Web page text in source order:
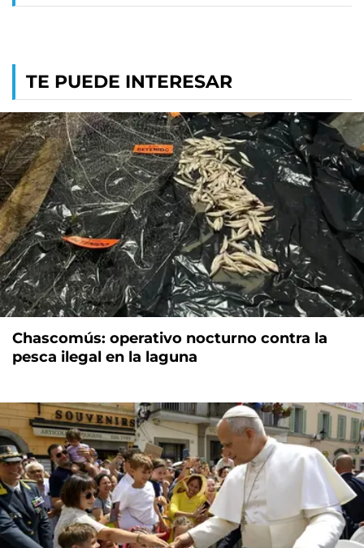
TE PUEDE INTERESAR
Chascomús: operativo nocturno contra la
pesca ilegal en la laguna